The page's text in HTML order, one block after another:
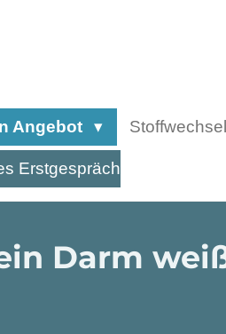
Angebot
Erstgespräch
Darm